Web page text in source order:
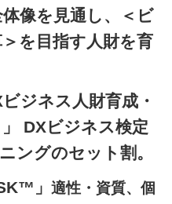
像を見通し、＜ビ
を目指す人財を育
ビジネス人財育成・
DXビジネス検定
ングのセット割。
」 適性・資質、個